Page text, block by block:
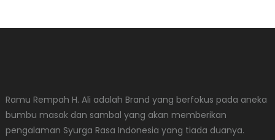
Ramu Rempah H. Ali adalah Brand yang berfokus pada aneka
bumbu masak dan sambal yang akan memberikan
pengalaman Syurga Rasa Indonesia yang tiada duanya.